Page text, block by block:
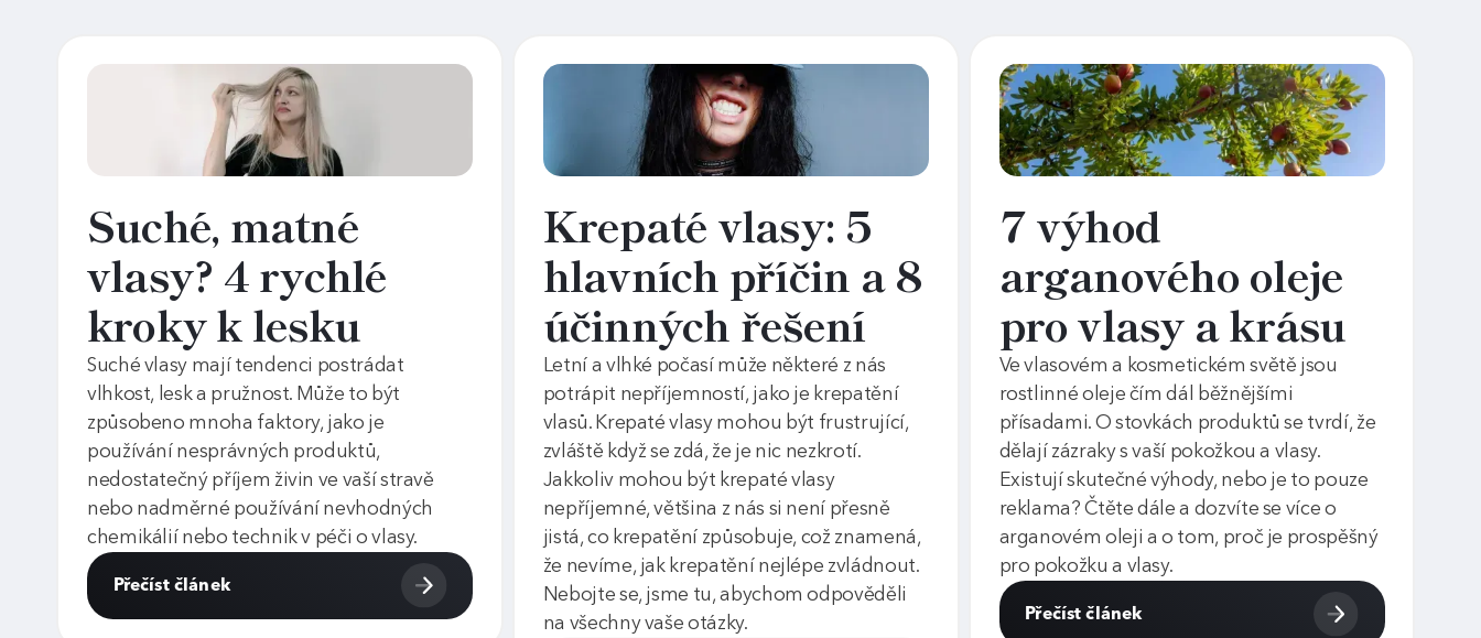
Suché, matné
vlasy? 4 rychlé
kroky k lesku
Suché vlasy mají tendenci postrádat
vlhkost, lesk a pružnost. Může to být
způsobeno mnoha faktory, jako je
používání nesprávných produktů,
nedostatečný příjem živin ve vaší stravě
nebo nadměrné používání nevhodných
chemikálií nebo technik v péči o vlasy.
Přečíst článek
Krepaté vlasy: 5
hlavních příčin a 8
účinných řešení
Letní a vlhké počasí může některé z nás
potrápit nepříjemností, jako je krepatění
vlasů. Krepaté vlasy mohou být frustrující,
zvláště když se zdá, že je nic nezkrotí.
Jakkoliv mohou být krepaté vlasy
nepříjemné, většina z nás si není přesně
jistá, co krepatění způsobuje, což znamená,
že nevíme, jak krepatění nejlépe zvládnout.
Nebojte se, jsme tu, abychom odpověděli
na všechny vaše otázky.
7 výhod
arganového oleje
pro vlasy a krásu
Ve vlasovém a kosmetickém světě jsou
rostlinné oleje čím dál běžnějšími
přísadami. O stovkách produktů se tvrdí, že
dělají zázraky s vaší pokožkou a vlasy.
Existují skutečné výhody, nebo je to pouze
reklama? Čtěte dále a dozvíte se více o
arganovém oleji a o tom, proč je prospěšný
pro pokožku a vlasy.
Přečíst článek